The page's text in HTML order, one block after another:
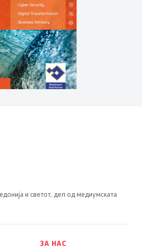
и светот, дел од медиумската
ЗА НАС